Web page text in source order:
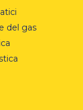
del gas